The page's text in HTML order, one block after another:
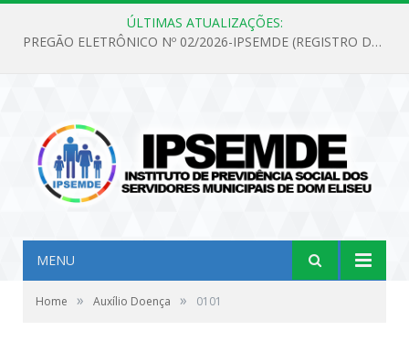
ÚLTIMAS ATUALIZAÇÕES:
PREGÃO ELETRÔNICO Nº 02/2026-IPSEMDE (REGISTRO DE PREÇOS PARA FUTURA E EVENTUAL AQUISIÇÃO DE MATERIAL DE LIMPEZA E GÊNEROS ALIMENTÍCIOS PARA ATENDER AS NECESSIDADES DO INSTITUTO DE PREVIDÊNCIA SOCIAL DOS SERVIDORES MUNICIPAIS DE DOM ELISEU.)
MENU
Home » Auxílio Doença » 0101